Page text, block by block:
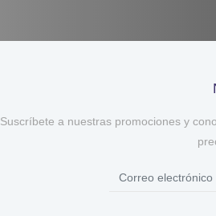
Suscríbete a nuestras promociones y